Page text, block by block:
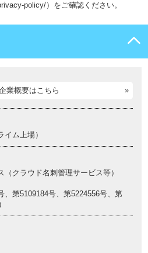
policy/）をご確認ください。
業概要はこちら
ム上場）
クラウド名刺管理サービス等）
、第5109184号、第5224556号、第